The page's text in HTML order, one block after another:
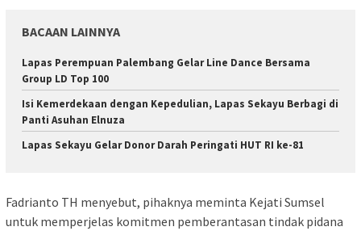
BACAAN LAINNYA
Lapas Perempuan Palembang Gelar Line Dance Bersama
Group LD Top 100
Isi Kemerdekaan dengan Kepedulian, Lapas Sekayu Berbagi di
Panti Asuhan Elnuza
Lapas Sekayu Gelar Donor Darah Peringati HUT RI ke-81
Fadrianto TH menyebut, pihaknya meminta Kejati Sumsel
untuk memperjelas komitmen pemberantasan tindak pidana